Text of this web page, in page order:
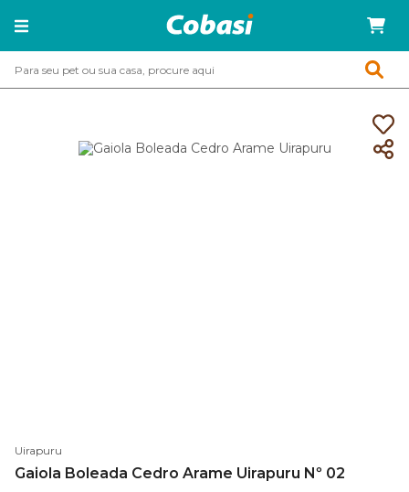
Uirapuru
Gaiola Boleada Cedro Arame Uirapuru Nº 02